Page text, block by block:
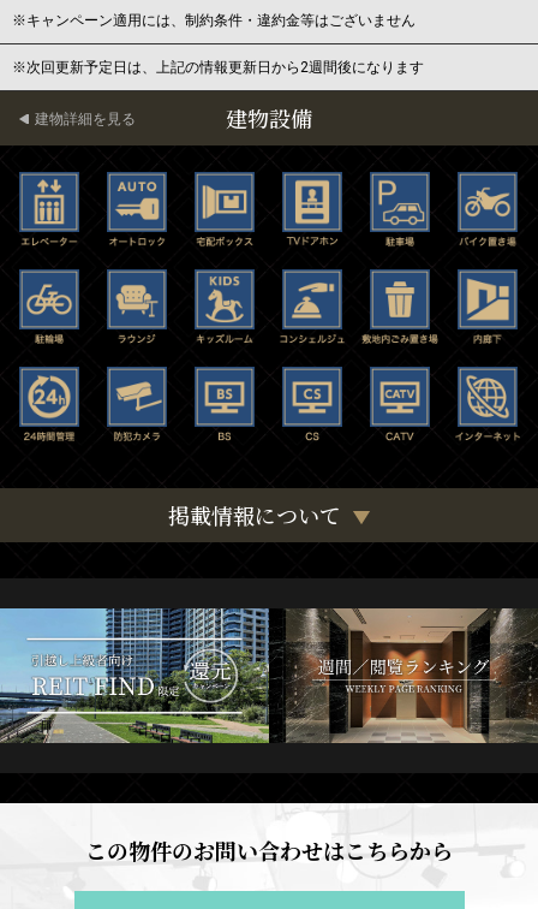
※キャンペーン適用には、制約条件・違約金等はございません
※次回更新予定日は、上記の情報更新日から2週間後になります
建物設備
建物詳細を見る
掲載情報について
この物件のお問い合わせはこちらから